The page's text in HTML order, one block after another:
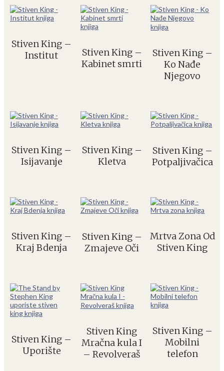
Stiven King –
Institut
Stiven King –
Kabinet smrti
Stiven King –
Ko Nađe
Njegovo
Stiven King –
Isijavanje
Stiven King –
Kletva
Stiven King –
Potpaljivačica
Stiven King –
Kraj Bdenja
Stiven King –
Zmajeve Oči
Mrtva Zona Od
Stiven King
Stiven King –
Uporište
Stiven King
Mračna kula I
– Revolveraš
Stiven King –
Mobilni
telefon